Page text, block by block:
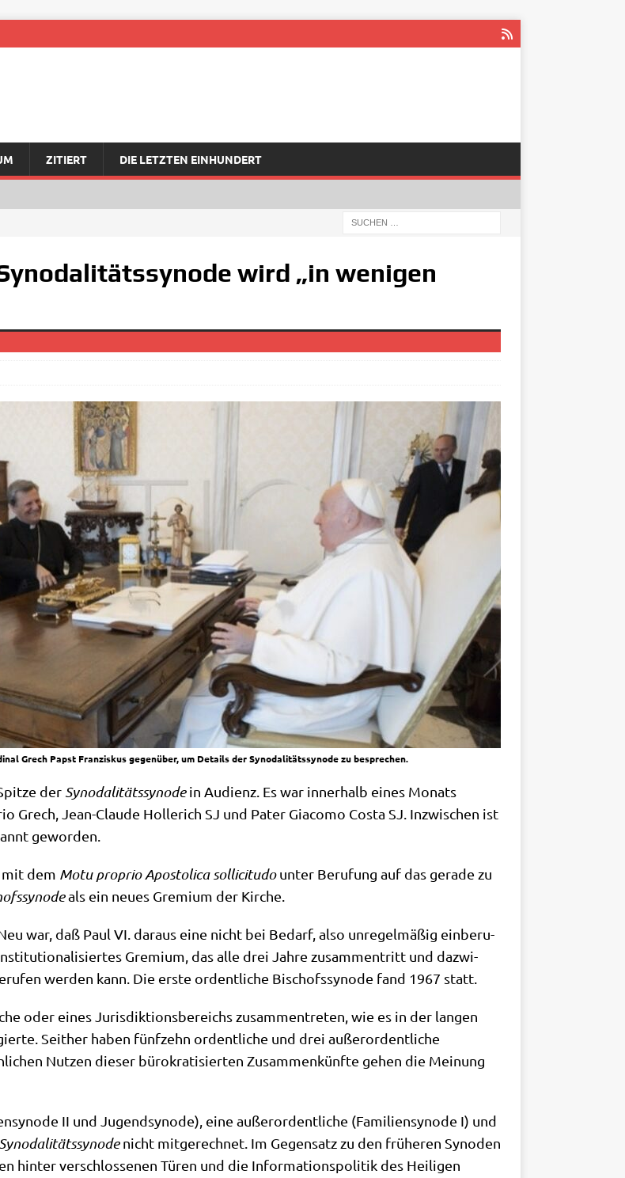
ZITIERT DIE LETZTEN EINHUNDERT
wird „in wenigen
Grech Papst Franziskus gegenüber, um Details der Synodalitätssynode zu besprechen.
der Syn­oda­li­täts­syn­odein Audi­enz. Es war inner­halb eines Monats
Grech, Jean-Clau­de Hol­le­rich SJ und Pater Gia­co­mo Costa SJ. Inzwi­schen ist
geworden.
mit dem Motu pro­prio Apo­sto­li­ca solli­ci­tu­dounter Beru­fung auf das gera­de zu
als ein neu­es Gre­mi­um der Kirche.
war, daß Paul VI. dar­aus eine nicht bei Bedarf, also unre­gel­mä­ßig ein­be­ru­
Gre­mi­um, das alle drei Jah­re zusam­men­tritt und dazwi­
wer­den kann. Die erste ordent­li­che Bischofs­syn­ode fand 1967 statt.
oder eines Juris­dik­ti­ons­be­reichs zusam­men­tre­ten, wie es in der lan­gen
Seit­her haben fünf­zehn ordent­li­che und drei außer­or­dent­li­che
Nut­zen die­ser büro­kra­ti­sier­ten Zusam­men­künf­te gehen die Mei­nung
II und Jugend­syn­ode), eine außer­or­dent­li­che (Fami­li­en­syn­ode I) und
Syn­oda­li­täts­syn­odenicht mit­ge­rech­net. Im Gegen­satz zu den frü­he­ren Syn­oden
hin­ter ver­schlos­se­nen Türen und die Infor­ma­ti­ons­po­li­tik des Hei­li­gen